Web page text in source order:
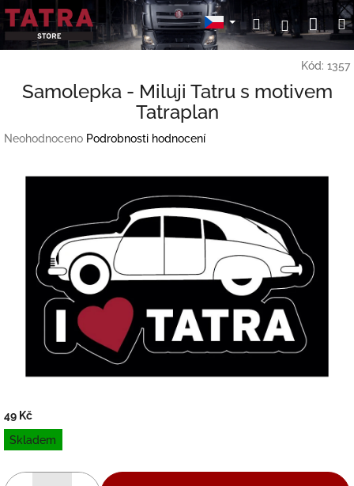
Přejít
obsah
HledatPřihlášení
Kód: 1357
Samolepka - Miluji Tatru s motivem
Tatraplan
Průměrné
hvězdiček.
Neohodnoceno Podrobnosti hodnocení
49 Kč
Měrná
cena:
Skladem